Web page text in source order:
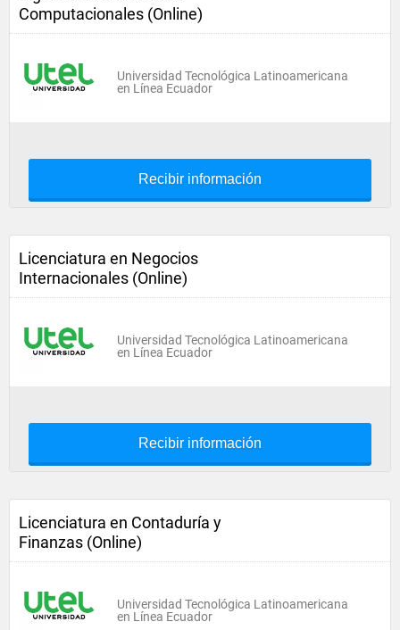
Computacionales (Online)
Universidad Tecnológica Latinoamericana
en Línea Ecuador
Recibir información
Licenciatura en Negocios
Internacionales (Online)
Universidad Tecnológica Latinoamericana
en Línea Ecuador
Recibir información
Licenciatura en Contaduría y
Finanzas (Online)
Universidad Tecnológica Latinoamericana
en Línea Ecuador